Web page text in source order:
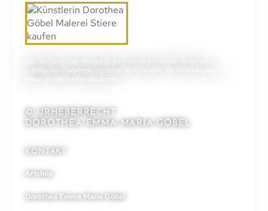
folgen rechtliche Konsequenzen.
© URHEBERRECHT
DOROTHEA EMMA MARIA GÖBEL
KONTAKT
Artshop
Dorothea Emma Maria Göbel